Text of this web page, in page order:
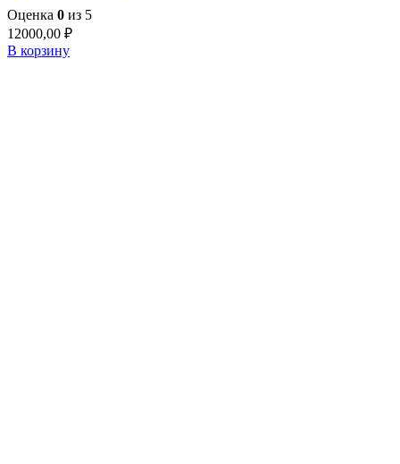
Оценка 0 из 5
12000,00 ₽
В корзину